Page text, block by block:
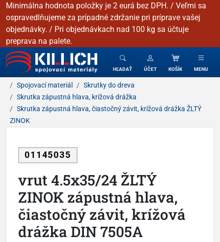
Minimálna hodnota položky je 2 eurá bez DPH. / Veľmi sa
ospravedlňujeme za prípadné zdržanie pri príprave vašej
objednávky. / Pri objednávkach nad 100 kg sa účtuje
preprava na palete.
KILLICH - Spojovacie materiály
HĽADAŤ ÚČET KOŠÍK MENU
Spojovací materiál
Skrutky do dreva
Skrutka zápustná hlava, krížová drážka
Skrutka zápustná hlava, čiastočný závit, krížová drážka ŽLTÝ
ZINOK
01145035
vrut 4.5x35/24 ŽLTÝ
ZINOK zápustná hlava,
čiastočný závit, krížová
drážka DIN 7505A